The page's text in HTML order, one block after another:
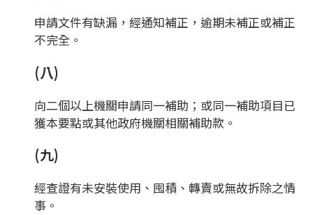
申請文件有缺漏，經通知補正，逾期未補正或補正
不完全。
(八)
向二個以上機關申請同一補助；或同一補助項目已
獲本要點或其他政府機關相關補助款。
(九)
經查證有未安裝使用、囤積、轉賣或無故拆除之情
事。